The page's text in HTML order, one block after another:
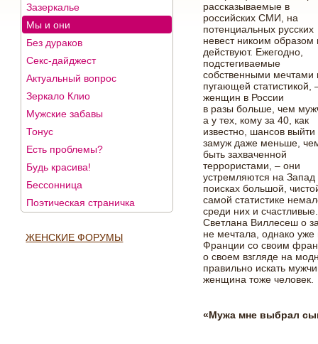
Зазеркалье
Мы и они
Без дураков
Секс-дайджест
Актуальный вопрос
Зеркало Клио
Мужские забавы
Тонус
Есть проблемы?
Будь красива!
Бессонница
Поэтическая страничка
ЖЕНСКИЕ ФОРУМЫ
рассказываемые в
российских СМИ, на
потенциальных русских
невест никоим образом
действуют. Ежегодно,
подстегиваемые
собственными мечтами
пугающей статистикой,
женщин в России
в разы больше, чем
а у тех, кому за 40, как
известно, шансов выйти
замуж даже меньше,
быть захваченной
террористами, – они
устремляются на Запад
поисках большой,
самой статистике
среди них и счастливые.
Светлана Виллесеш о
не мечтала, однако уже
Франции со своим
о своем взгляде на
правильно искать
женщина тоже человек.
«Мужа мне выбрал